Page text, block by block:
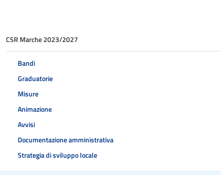
CSR Marche 2023/2027
Bandi
Graduatorie
Misure
Animazione
Avvisi
Documentazione amministrativa
Strategia di sviluppo locale